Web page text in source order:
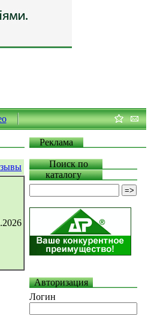
Реклама
Поиск по
каталогу
Авторизация
Логин